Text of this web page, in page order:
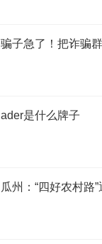
骗子急了！把诈骗
ader是什么牌子
瓜州：“四好农村路